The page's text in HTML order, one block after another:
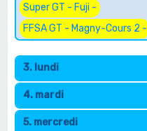
Super GT - Fuji -
FFSA GT - Magny-Cours 2 -
3. lundi
4. mardi
5. mercredi